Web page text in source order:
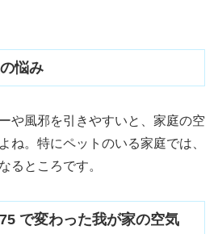
悩み
や風邪を引きやすいと、家庭の空
ね。特にペットのいる家庭では、
るところです。
で変わった我が家の空気